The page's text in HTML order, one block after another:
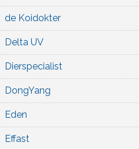
de Koidokter
Delta UV
Dierspecialist
DongYang
Eden
Effast